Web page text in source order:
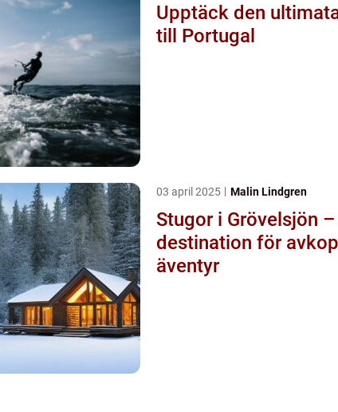
Upptäck den
till Portugal
03 april 2025 Malin Lindgren
Stugor i Grövelsjön –
destination för
äventyr